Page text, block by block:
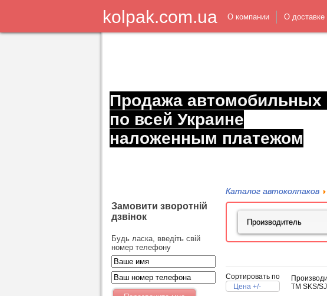
kolpak.com.ua О компании О доставке
Продажа автомобильных
по всей Украине
наложенным платежом
Замовити зворотній
дзвінок
Будь ласка, введіть свій
номер телефону
Каталог автоколпаков
Сортировать по
Цена +/-
TM SKS/